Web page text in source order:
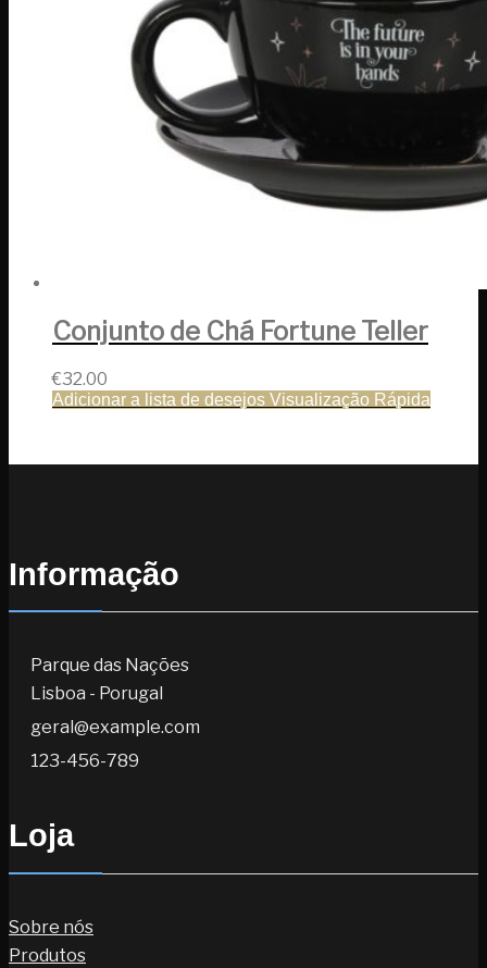
Conjunto de Chá Fortune Teller
€32.00
Adicionar a lista de desejos Visualização Rápida
Informação
Parque das Nações
Lisboa - Porugal
geral@example.com
123-456-789
Loja
Sobre nós
Produtos